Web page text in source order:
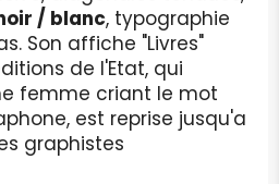
/ blanc, typographie
Son affiche "Livres"
de l'Etat, qui
femme criant le mot
est reprise jusqu'a
graphistes